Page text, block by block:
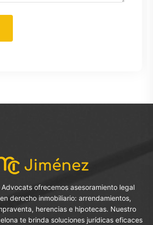
Advocats ofrecemos asesoramiento legal
derecho inmobiliario: arrendamientos,
herencias e hipotecas. Nuestro
te brinda soluciones jurídicas eficaces